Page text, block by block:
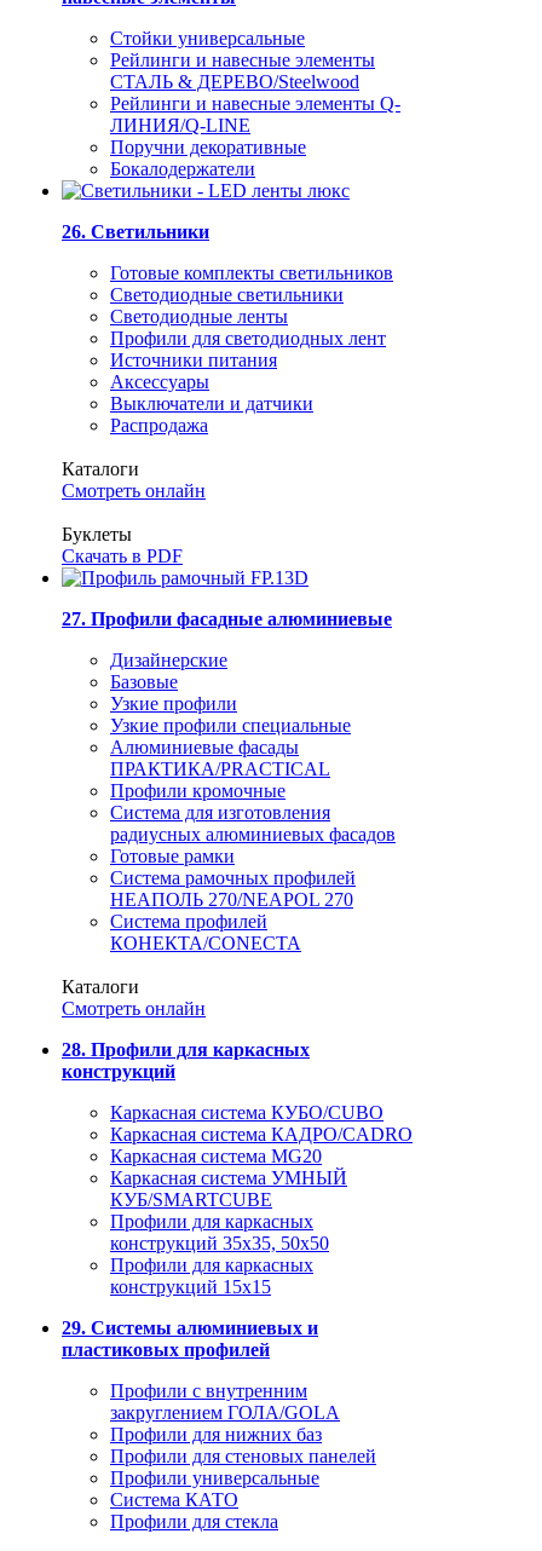
Стойки универсальные
Рейлинги и навесные элементы
СТАЛЬ & ДЕРЕВО/Steelwood
Рейлинги и навесные элементы Q-
ЛИНИЯ/Q-LINE
Поручни декоративные
Бокалодержатели
26. Светильники
Готовые комплекты светильников
Светодиодные светильники
Светодиодные ленты
Профили для светодиодных лент
Источники питания
Аксессуары
Выключатели и датчики
Распродажа
Каталоги
Смотреть онлайн
Буклеты
Скачать в PDF
27. Профили фасадные алюминиевые
Дизайнерские
Базовые
Узкие профили
Узкие профили специальные
Алюминиевые фасады
ПРАКТИКА/PRACTICAL
Профили кромочные
Система для изготовления
радиусных алюминиевых фасадов
Готовые рамки
Система рамочных профилей
НЕАПОЛЬ 270/NEAPOL 270
Система профилей
КОНЕКТА/CONECTA
Каталоги
Смотреть онлайн
28. Профили для каркасных
конструкций
Каркасная система КУБО/CUBO
Каркасная система КАДРО/CADRO
Каркасная система MG20
Каркасная система УМНЫЙ
КУБ/SMARTCUBE
Профили для каркасных
конструкций 35x35, 50x50
Профили для каркасных
конструкций 15х15
29. Системы алюминиевых и
пластиковых профилей
Профили с внутренним
закруглением ГОЛА/GOLA
Профили для нижних баз
Профили для стеновых панелей
Профили универсальные
Система КАТО
Профили для стекла